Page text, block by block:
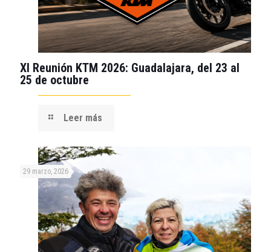
XI Reunión KTM 2026: Guadalajara, del 23 al
25 de octubre
Leer más
29 marzo, 2026